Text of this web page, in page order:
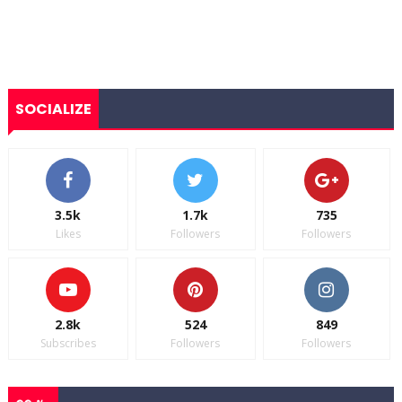
SOCIALIZE
3.5k
Likes
1.7k
Followers
735
Followers
2.8k
Subscribes
524
Followers
849
Followers